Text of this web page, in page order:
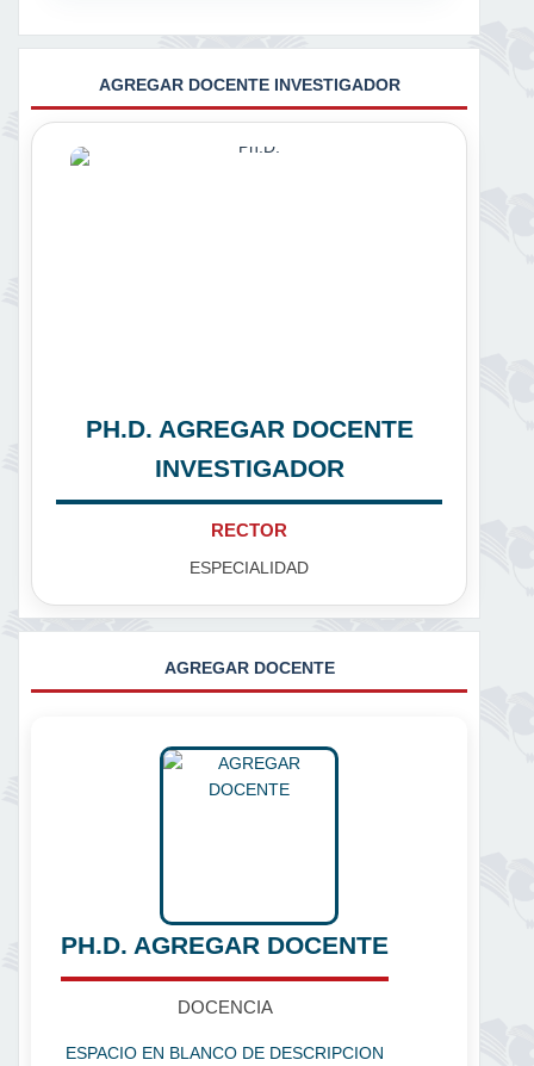
AGREGAR DOCENTE INVESTIGADOR
PH.D. AGREGAR DOCENTE
INVESTIGADOR
RECTOR
ESPECIALIDAD
AGREGAR DOCENTE
PH.D. AGREGAR DOCENTE
DOCENCIA
ESPACIO EN BLANCO DE DESCRIPCION